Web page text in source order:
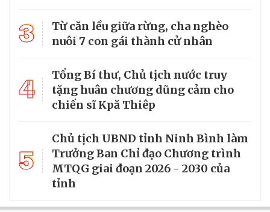
3
Từ căn lều giữa rừng, cha nghèo
nuôi 7 con gái thành cử nhân
4
Tổng Bí thư, Chủ tịch nước truy
tặng huân chương dũng cảm cho
chiến sĩ Kpă Thiêp
5
Chủ tịch UBND tỉnh Ninh Bình làm
Trưởng Ban Chỉ đạo Chương trình
MTQG giai đoạn 2026 - 2030 của
tỉnh